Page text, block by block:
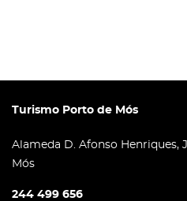
Turismo Porto de Mós
Alameda D. Afonso Henriques,
Mós
244 499 656